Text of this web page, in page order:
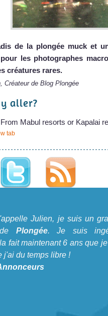
de la plongée muck et
les photographes
créatures rares.
Créateur de Blog Plongée
aller?
Mabul resorts or Kapalai
tab
je suis un grand
Plongée. Je suis ingénieur,
fait maintenant 6 ans
dès que j'ai du temps libre !
Julien, je suis un
Plongée. Je suis
fait maintenant 6 ans que
j'ai du temps libre !